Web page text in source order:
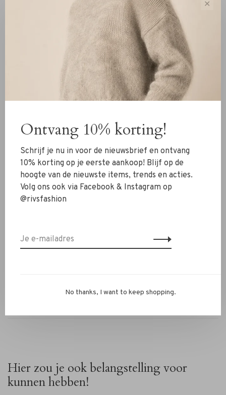
Lengte voorkant bij maat 36, gemeten vanaf het hoogste
punt van de schouder: 94 cm
Jurk valt normaal qua maat, neem je normale maat
100% gerecycled polyester
taille
Rits aan de zijkant
Split achter in de nek met knoopsluiting
Losse mouwen met elastiek onderaan
Niet-rekbare gerecyclede stof
Twijfel je nog over je maat? Neem contact op met ons
Hier zou je ook belangstelling voor
kunnen hebben!
✕
Ontvang 10% korting!
Schrijf je nu in voor de nieuwsbrief en ontvang
10% korting op je eerste aankoop! Blijf op de
hoogte van de nieuwste items, trends en acties.
Volg ons ook via Facebook & Instagram op
@rivsfashion
No thanks, I want to keep shopping.